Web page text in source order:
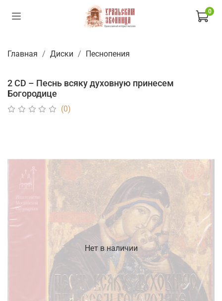
0
Главная Диски Песнопения
2 CD – Песнь всяку духовную принесем
Богородице
(0)
Нет в наличии